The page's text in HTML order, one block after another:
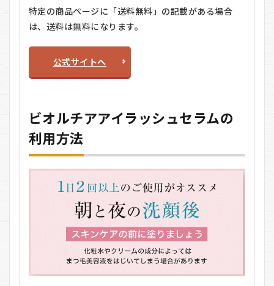
特定の商品ページに「送料無料」の記載がある場合
は、送料は無料になります。
公式サイトへ
ビオルチアアイラッシュセラムの
利用方法